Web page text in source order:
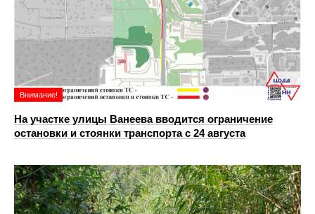
Внимание!
На участке улицы Ванеева вводится ограничение
остановки и стоянки транспорта с 24 августа